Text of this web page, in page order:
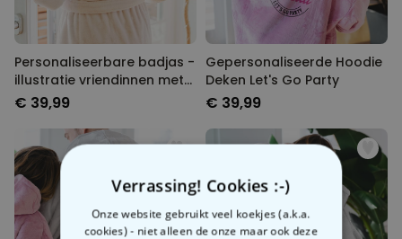
Personaliseerbare badjas -
illustratie vriendinnen met
tekst
€ 39,99
Gepersonaliseerde Hoodie
Deken Let's Go Party
€ 39,99
Verrassing! Cookies :-)
Onze website gebruikt veel koekjes (a.k.a.
cookies) - niet alleen de onze maar ook deze